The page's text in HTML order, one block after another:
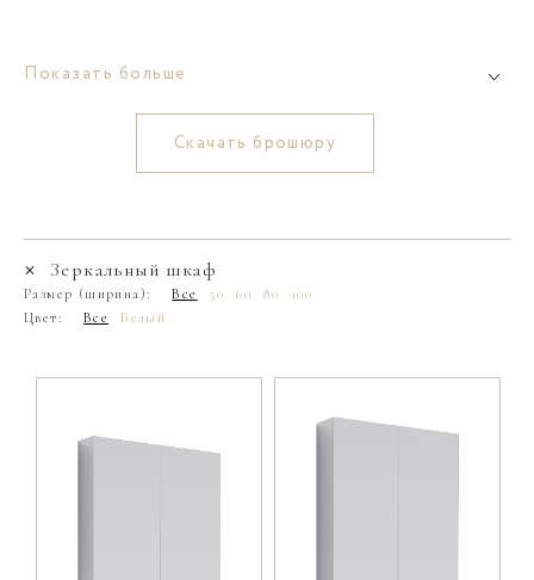
Показать больше
Скачать брошюру
Зеркальный шкаф
Размер (ширина): Все 50 60 80
100
Цвет:
Все Белый